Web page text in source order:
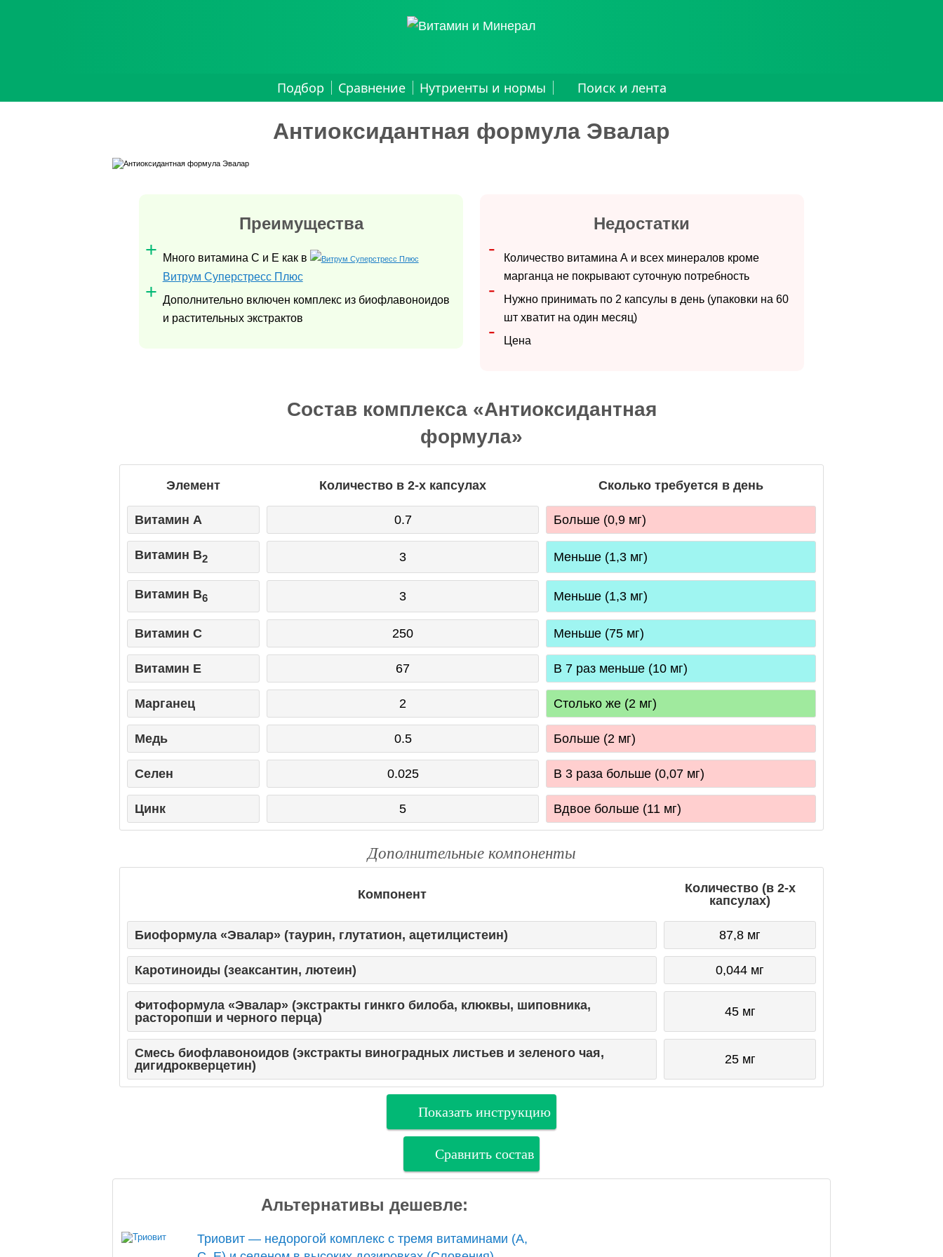
Подбор Сравнение Нутриенты и нормы Поиск и лента
Антиоксидантная формула Эвалар
Преимущества
Много витамина С и Е как в
Витрум Суперстресс Плюс
Дополнительно включен комплекс из биофлавоноидов
и растительных экстрактов
Недостатки
Количество витамина А и всех минералов кроме
марганца не покрывают суточную потребность
Нужно принимать по 2 капсулы в день (упаковки на 60
шт хватит на один месяц)
Цена
Состав комплекса «Антиоксидантная
формула»
Элемент Количество в 2-х капсулах Сколько требуется в день
Витамин А 0.7 Больше (0,9 мг)
Витамин B2 3 Меньше (1,3 мг)
Витамин B6 3 Меньше (1,3 мг)
Витамин C 250 Меньше (75 мг)
Витамин E 67 В 7 раз меньше (10 мг)
Марганец 2 Столько же (2 мг)
Медь 0.5 Больше (2 мг)
Селен 0.025 В 3 раза больше (0,07 мг)
Цинк 5 Вдвое больше (11 мг)
Дополнительные компоненты
Компонент
Количество (в 2-х
капсулах)
Биоформула «Эвалар» (таурин, глутатион, ацетилцистеин) 87,8 мг
Каротиноиды (зеаксантин, лютеин) 0,044 мг
Фитоформула «Эвалар» (экстракты гинкго билоба, клюквы, шиповника,
расторопши и черного перца)
45 мг
Смесь биофлавоноидов (экстракты виноградных листьев и зеленого чая,
дигидрокверцетин)
25 мг
Показать инструкцию
Сравнить состав
Альтернативы дешевле:
Триовит — недорогой комплекс с тремя витаминами (A,